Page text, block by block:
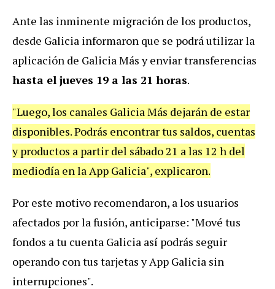
Ante las inminente migración de los productos,
desde Galicia informaron que se podrá utilizar la
aplicación de Galicia Más y enviar transferencias
hasta el jueves 19 a las 21 horas.
"Luego, los canales Galicia Más dejarán de estar
disponibles. Podrás encontrar tus saldos, cuentas
y productos a partir del sábado 21 a las 12 h del
mediodía en la App Galicia", explicaron.
Por este motivo recomendaron, a los usuarios
afectados por la fusión, anticiparse: "Mové tus
fondos a tu cuenta Galicia así podrás seguir
operando con tus tarjetas y App Galicia sin
interrupciones".